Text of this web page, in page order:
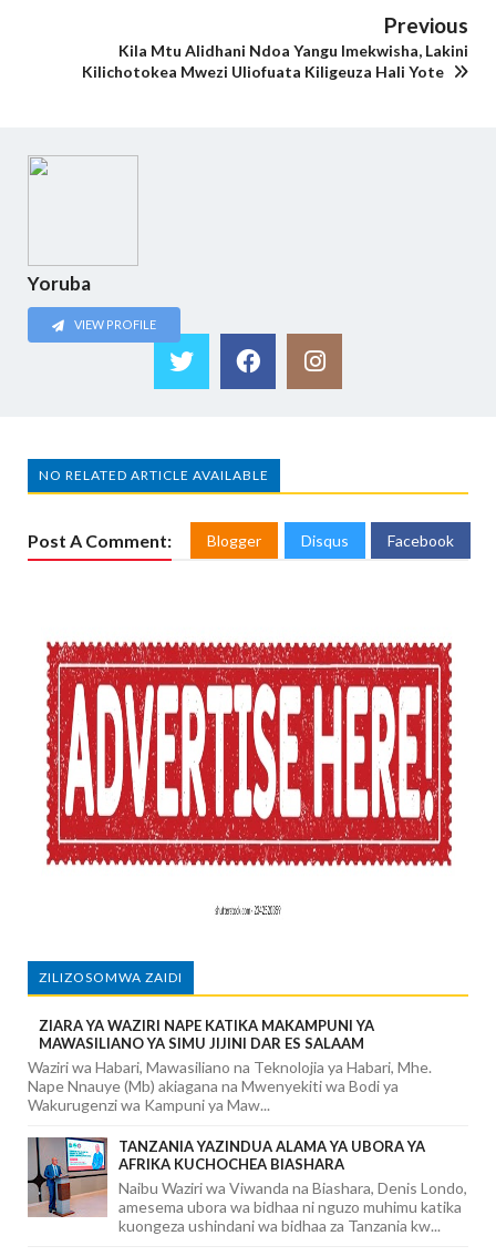
Previous
Kila Mtu Alidhani Ndoa Yangu Imekwisha, Lakini
Kilichotokea Mwezi Uliofuata Kiligeuza Hali Yote
Yoruba
VIEW PROFILE
NO RELATED ARTICLE AVAILABLE
Post A Comment: Blogger Disqus Facebook
ZILIZOSOMWA ZAIDI
ZIARA YA WAZIRI NAPE KATIKA MAKAMPUNI YA
MAWASILIANO YA SIMU JIJINI DAR ES SALAAM
Waziri wa Habari, Mawasiliano na Teknolojia ya Habari, Mhe.
Nape Nnauye (Mb) akiagana na Mwenyekiti wa Bodi ya
Wakurugenzi wa Kampuni ya Maw...
TANZANIA YAZINDUA ALAMA YA UBORA YA
AFRIKA KUCHOCHEA BIASHARA
Naibu Waziri wa Viwanda na Biashara, Denis Londo,
amesema ubora wa bidhaa ni nguzo muhimu katika
kuongeza ushindani wa bidhaa za Tanzania kw...